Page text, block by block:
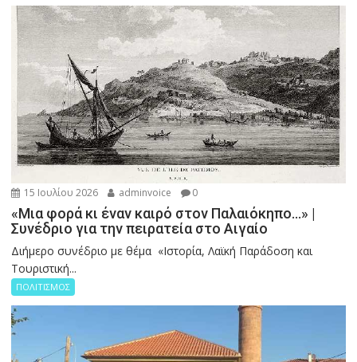
15 Ιουλίου 2026 adminvoice 0
«Μια φορά κι έναν καιρό στον Παλαιόκηπο…» |
Συνέδριο για την πειρατεία στο Αιγαίο
Διήμερο συνέδριο με θέμα «Ιστορία, Λαϊκή Παράδοση και
Τουριστική...
ΠΟΛΙΤΙΣΜΟΣ